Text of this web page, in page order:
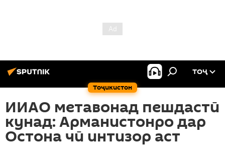
Тоҷикистон
ТОҶ
ИИАО метавонад пешдастӣ
кунад: Арманистонро дар
Остона чӣ интизор аст